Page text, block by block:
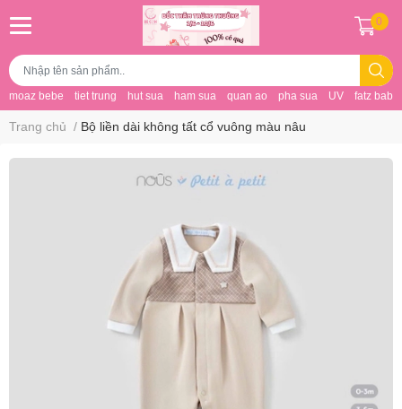
moaz bebe tiet trung hut sua ham sua quan ao pha sua UV fatz baby
0
Trang chủ / Bộ liền dài không tất cổ vuông màu nâu